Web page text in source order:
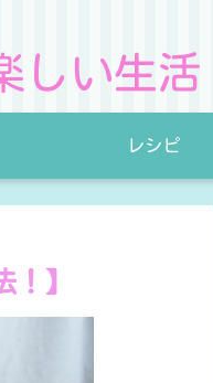
しい生活
レシピ
】